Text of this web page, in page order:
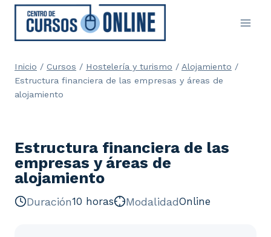
Saltar
contenido
Inicio / Cursos / Hostelería y turismo / Alojamiento /
Estructura financiera de las empresas y áreas de
alojamiento
Estructura financiera de las
empresas y áreas de
alojamiento
Duración10 horas ModalidadOnline